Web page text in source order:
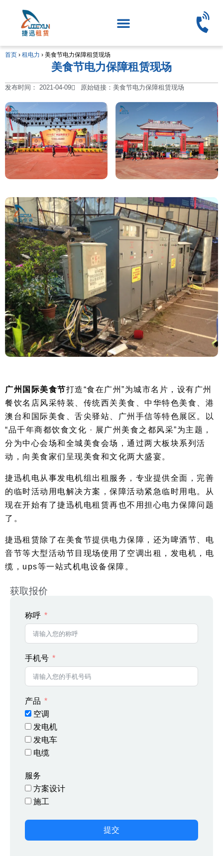
首页 › 租电力 › 美食节电力保障租赁现场
美食节电力保障租赁现场
发布时间： 2021-04-09 原始链接：美食节电力保障租赁现场
广州国际美食节打造“食在广州”为城市名片，设有广州
餐饮名店风采特装、传统西关美食、中华特色美食、港
澳台和国际美食、舌尖驿站、广州手信等特色展区。以
“品千年商都饮食文化 · 展广州美食之都风采”为主题，
分为中心会场和全城美食会场，通过两大板块系列活
动，向美食家们呈现美食和文化两大盛宴。
捷迅机电从事发电机组出租服务，专业提供全面，完善
的临时活动用电解决方案，保障活动紧急临时用电。从
现在开始有了捷迅机电租赁再也不用担心电力保障问题
了。
捷迅租赁除了在美食节提供电力保障，还为啤酒节、电
音节等大型活动节目现场使用了空调出租，发电机，电
缆，ups等一站式机电设备保障。
获取报价
称呼
手机号
产品
空调
发电机
发电车
电缆
服务
方案设计
施工
提交